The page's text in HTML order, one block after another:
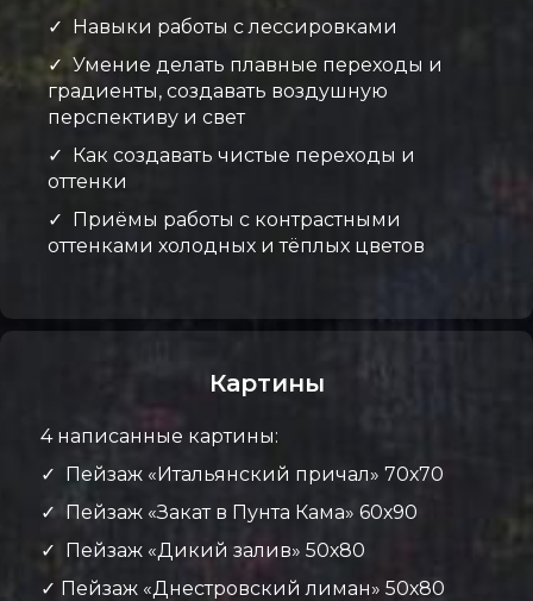
✓ Навыки работы с лессировками
✓ Умение делать плавные переходы и
градиенты, создавать воздушную
перспективу и свет
✓ Как создавать чистые переходы и
оттенки
✓ Приёмы работы с контрастными
оттенками холодных и тёплых цветов
Картины
4 написанные картины:
✓ Пейзаж «Итальянский причал» 70х70
✓ Пейзаж «Закат в Пунта Кама» 60х90
✓ Пейзаж «Дикий залив» 50х80
✓ Пейзаж «Днестровский лиман» 50х80